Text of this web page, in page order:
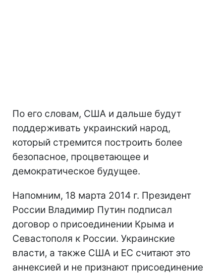
По его словам, США и дальше будут
поддерживать украинский народ,
который стремится построить более
безопасное, процветающее и
демократическое будущее.
Напомним, 18 марта 2014 г. Президент
России Владимир Путин подписал
договор о присоединении Крыма и
Севастополя к России. Украинские
власти, а также США и ЕС считают это
аннексией и не признают присоединение